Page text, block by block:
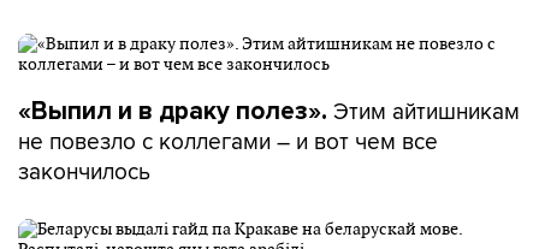
«Выпил и в драку полез». Этим айтишникам
не повезло с коллегами – и вот чем все
закончилось